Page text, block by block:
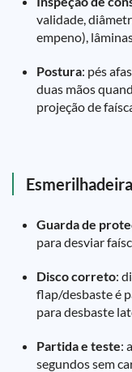
validade,
empeno),
Postura: pés
duas mãos
projeção de
Guarda de
para desviar
Disco correto:
flap/desbaste é
para desbaste
Partida e teste:
segundos sem